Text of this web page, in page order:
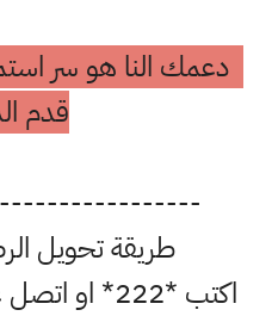
دعمك النا هو سر
قدم
طريقة تحويل